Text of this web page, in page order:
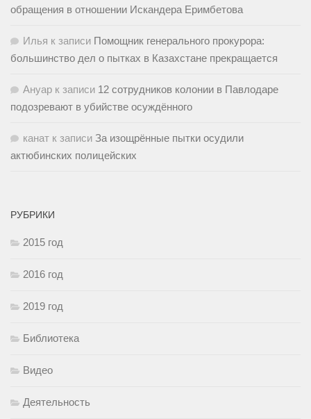
обращения в отношении Искандера Еримбетова
Илья к записи Помощник генерального прокурора:
большинство дел о пытках в Казахстане прекращается
Ануар к записи 12 сотрудников колонии в Павлодаре
подозревают в убийстве осуждённого
канат к записи За изощрённые пытки осудили
актюбинских полицейских
РУБРИКИ
2015 год
2016 год
2019 год
Библиотека
Видео
Деятельность